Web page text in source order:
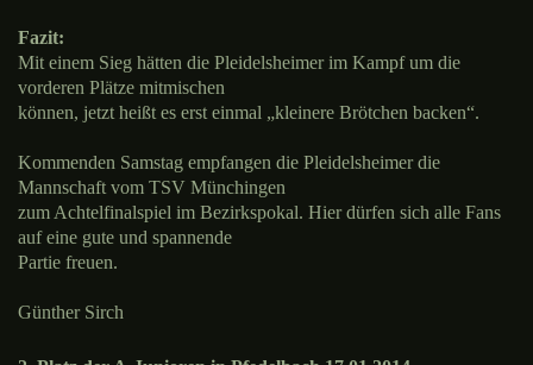
Fazit:
Mit einem Sieg hätten die Pleidelsheimer im Kampf um die
vorderen Plätze mitmischen
können, jetzt heißt es erst einmal „kleinere Brötchen backen“.
Kommenden Samstag empfangen die Pleidelsheimer die
Mannschaft vom TSV Münchingen
zum Achtelfinalspiel im Bezirkspokal. Hier dürfen sich alle Fans
auf eine gute und spannende
Partie freuen.
Günther Sirch